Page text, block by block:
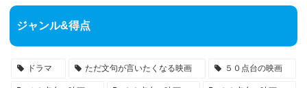
ジャンル&得点
ドラマ ただ文句が言いたくなる映画 ５０点台の映画